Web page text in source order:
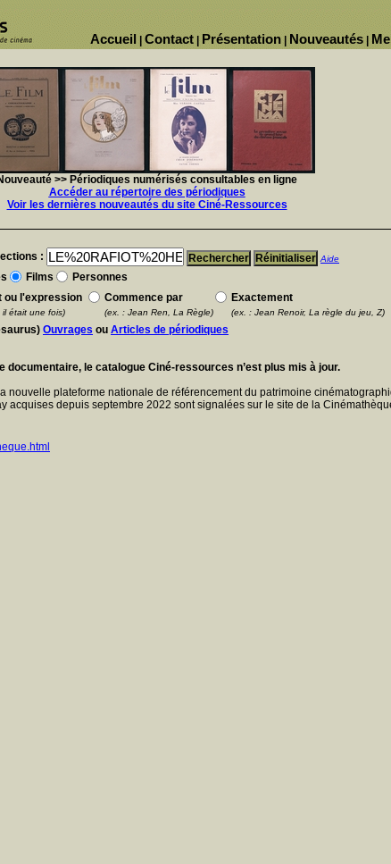
Nouveautés
Présentation
Contact
Accueil
>> Périodiques numérisés consultables en ligne
Accéder au répertoire des périodiques
Voir les dernières nouveautés du site Ciné-Ressources
: Aide
Films
Personnes
ou l'expression Commence par Exactement
il était une fois) (ex. : Jean Ren, La Règle) (ex. : Jean Renoir, La règle du jeu, Z)
Ouvrages ou Articles de périodiques
documentaire, le catalogue Ciné-ressources n’est plus mis à jour.
nouvelle plateforme nationale de référencement du patrimoine
acquises depuis septembre 2022 sont signalées sur le site de la